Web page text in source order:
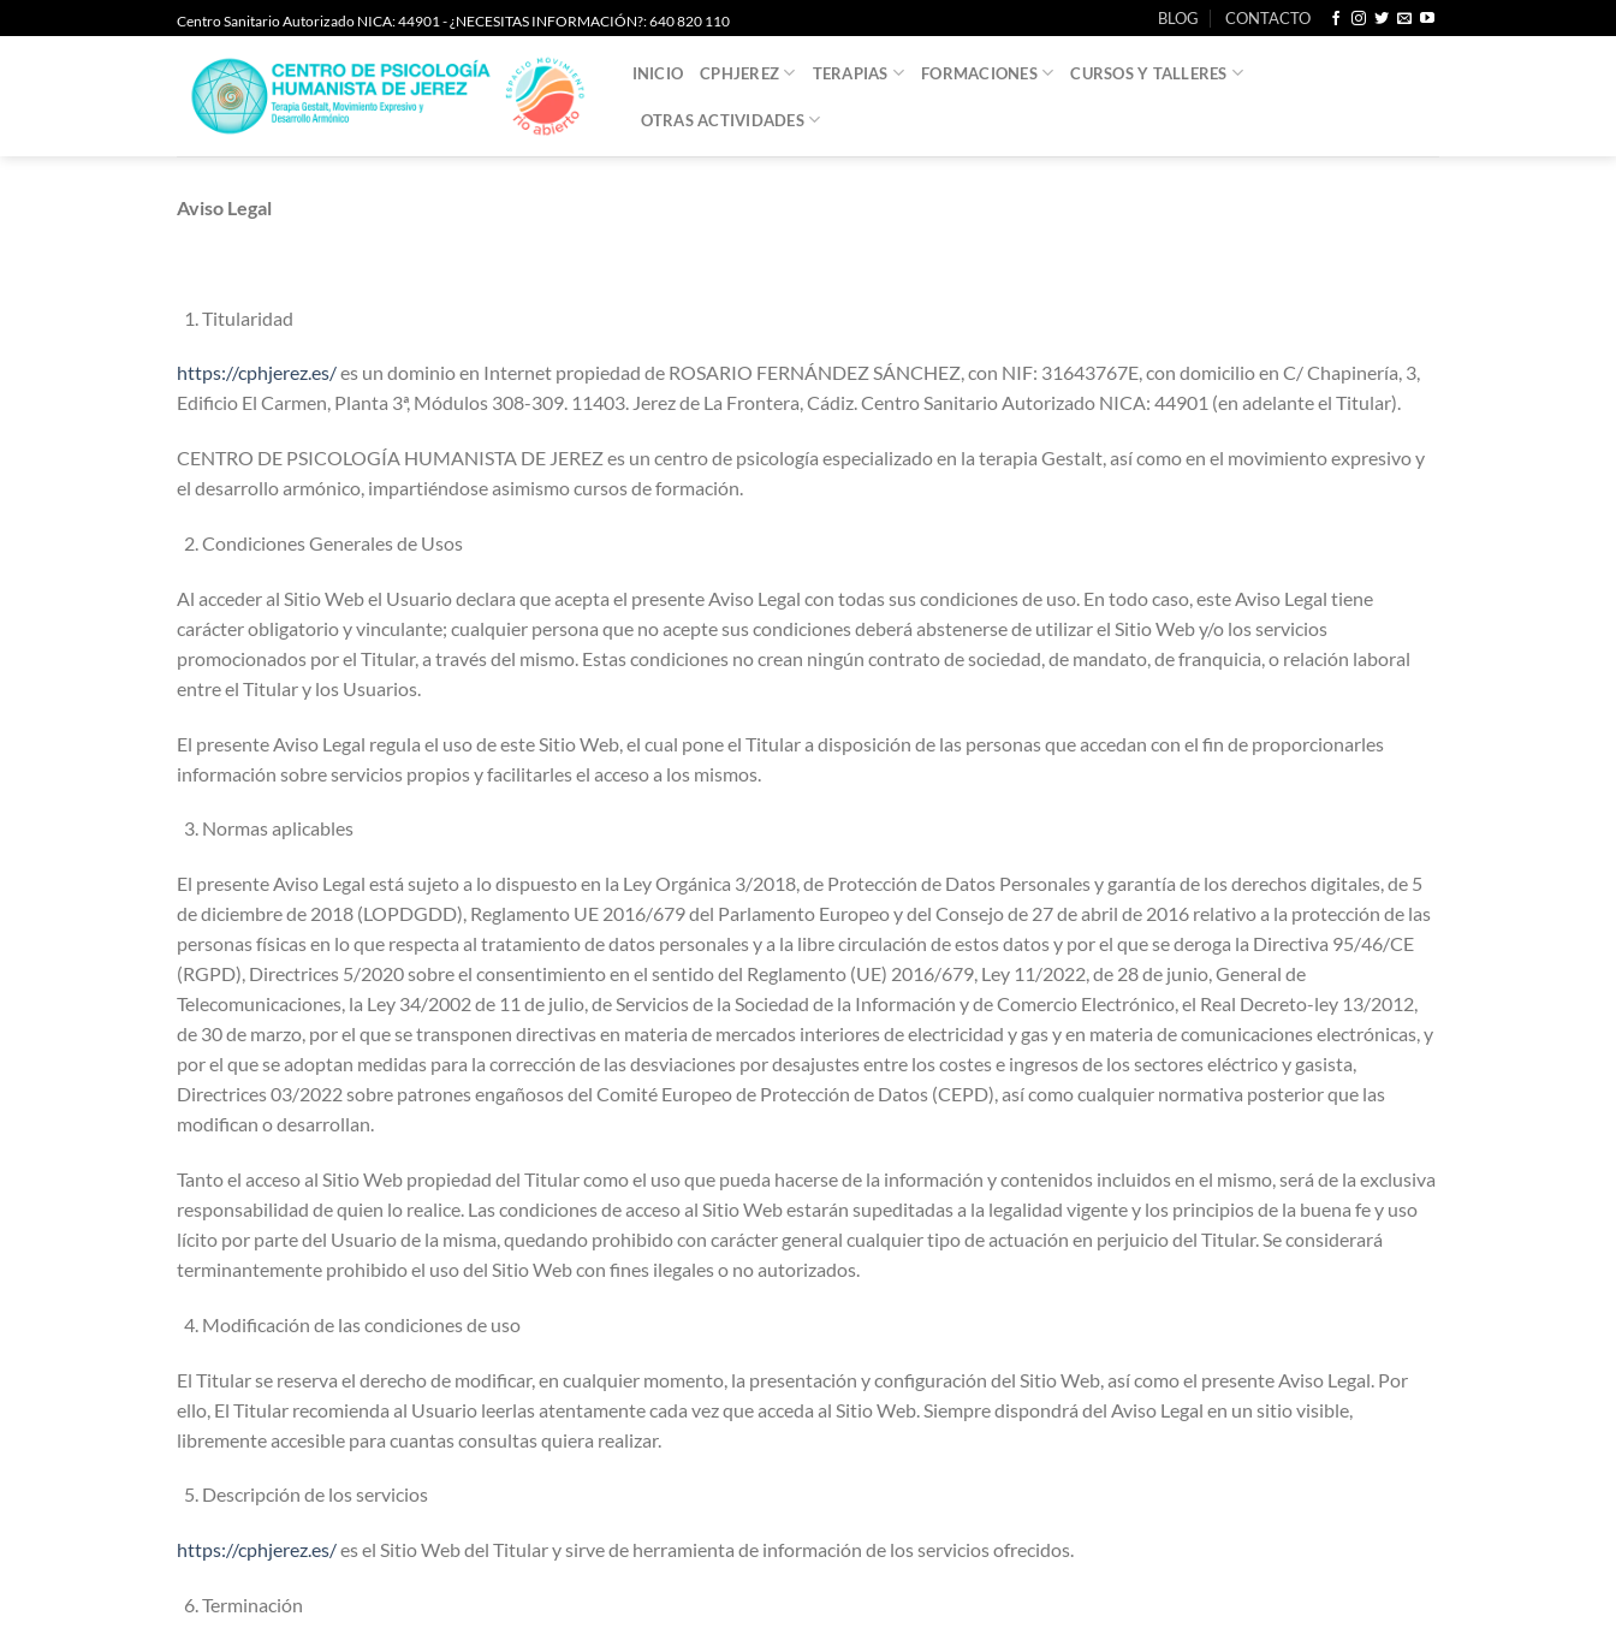
al
Centro Sanitario Autorizado NICA: 44901 - ¿NECESITAS INFORMACIÓN?: 640 820 110 BLOG CONTACTO
INICIO CPHJEREZ TERAPIAS FORMACIONES CURSOS Y TALLERES
OTRAS ACTIVIDADES
Aviso Legal
Titularidad
https://cphjerez.es/es un dominio en Internet propiedad de ROSARIO FERNÁNDEZ SÁNCHEZ, con NIF: 31643767E, con domicilio en C/ Chapinería, 3,
Edificio El Carmen, Planta 3ª, Módulos 308-309. 11403. Jerez de La Frontera, Cádiz. Centro Sanitario Autorizado NICA: 44901 (en adelante el Titular).
CENTRO DE PSICOLOGÍA HUMANISTA DE JEREZ es un centro de psicología especializado en la terapia Gestalt, así como en el movimiento expresivo y
el desarrollo armónico, impartiéndose asimismo cursos de formación.
Condiciones Generales de Usos
Al acceder al Sitio Web el Usuario declara que acepta el presente Aviso Legal con todas sus condiciones de uso. En todo caso, este Aviso Legal tiene
carácter obligatorio y vinculante; cualquier persona que no acepte sus condiciones deberá abstenerse de utilizar el Sitio Web y/o los servicios
promocionados por el Titular, a través del mismo. Estas condiciones no crean ningún contrato de sociedad, de mandato, de franquicia, o relación laboral
entre el Titular y los Usuarios.
El presente Aviso Legal regula el uso de este Sitio Web, el cual pone el Titular a disposición de las personas que accedan con el fin de proporcionarles
información sobre servicios propios y facilitarles el acceso a los mismos.
Normas aplicables
El presente Aviso Legal está sujeto a lo dispuesto en la Ley Orgánica 3/2018, de Protección de Datos Personales y garantía de los derechos digitales, de 5
de diciembre de 2018 (LOPDGDD), Reglamento UE 2016/679 del Parlamento Europeo y del Consejo de 27 de abril de 2016 relativo a la protección de las
personas físicas en lo que respecta al tratamiento de datos personales y a la libre circulación de estos datos y por el que se deroga la Directiva 95/46/CE
(RGPD), Directrices 5/2020 sobre el consentimiento en el sentido del Reglamento (UE) 2016/679, Ley 11/2022, de 28 de junio, General de
Telecomunicaciones, la Ley 34/2002 de 11 de julio, de Servicios de la Sociedad de la Información y de Comercio Electrónico, el Real Decreto-ley 13/2012,
de 30 de marzo, por el que se transponen directivas en materia de mercados interiores de electricidad y gas y en materia de comunicaciones electrónicas, y
por el que se adoptan medidas para la corrección de las desviaciones por desajustes entre los costes e ingresos de los sectores eléctrico y gasista,
Directrices 03/2022 sobre patrones engañosos del Comité Europeo de Protección de Datos (CEPD), así como cualquier normativa posterior que las
modifican o desarrollan.
Tanto el acceso al Sitio Web propiedad del Titular como el uso que pueda hacerse de la información y contenidos incluidos en el mismo, será de la exclusiva
responsabilidad de quien lo realice. Las condiciones de acceso al Sitio Web estarán supeditadas a la legalidad vigente y los principios de la buena fe y uso
lícito por parte del Usuario de la misma, quedando prohibido con carácter general cualquier tipo de actuación en perjuicio del Titular. Se considerará
terminantemente prohibido el uso del Sitio Web con fines ilegales o no autorizados.
Modificación de las condiciones de uso
El Titular se reserva el derecho de modificar, en cualquier momento, la presentación y configuración del Sitio Web, así como el presente Aviso Legal. Por
ello, El Titular recomienda al Usuario leerlas atentamente cada vez que acceda al Sitio Web. Siempre dispondrá del Aviso Legal en un sitio visible,
libremente accesible para cuantas consultas quiera realizar.
Descripción de los servicios
https://cphjerez.es/es el Sitio Web del Titular y sirve de herramienta de información de los servicios ofrecidos.
Terminación